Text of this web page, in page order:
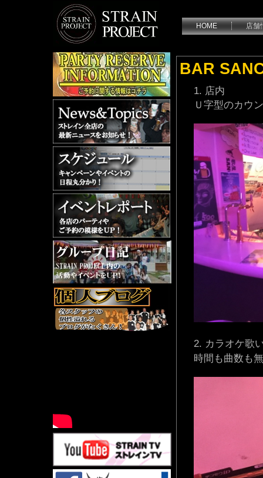
HOME 店舗
BAR
店内
Ｕ字型のカウ
カラオケ歌
時間も曲数も